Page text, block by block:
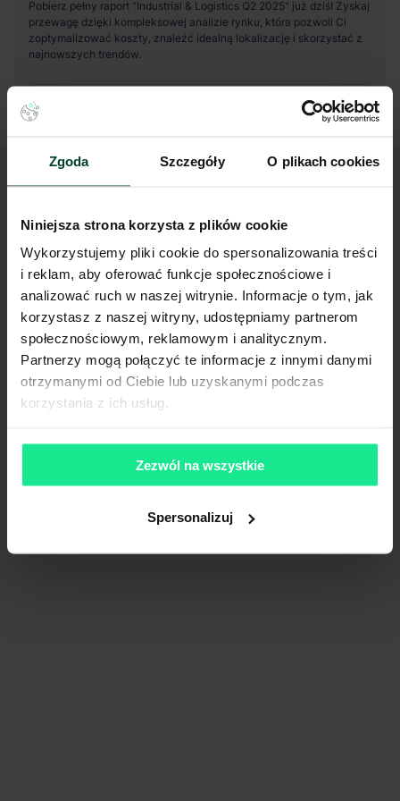
Zgoda Szczegóły O plikach cookies
Niniejsza strona korzysta z plików cookie
Wykorzystujemy pliki cookie do spersonalizowania treści
i reklam, aby oferować funkcje społecznościowe i
analizować ruch w naszej witrynie. Informacje o tym, jak
korzystasz z naszej witryny, udostępniamy partnerom
społecznościowym, reklamowym i analitycznym.
Partnerzy mogą połączyć te informacje z innymi danymi
otrzymanymi od Ciebie lub uzyskanymi podczas
korzystania z ich usług.
Zezwól na wszystkie
Spersonalizuj